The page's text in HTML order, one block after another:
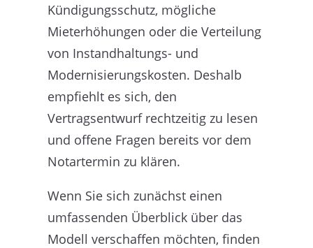
Kündigungsschutz, mögliche
Mieterhöhungen oder die Verteilung
von Instandhaltungs- und
Modernisierungskosten. Deshalb
empfiehlt es sich, den
Vertragsentwurf rechtzeitig zu lesen
und offene Fragen bereits vor dem
Notartermin zu klären.
Wenn Sie sich zunächst einen
umfassenden Überblick über das
Modell verschaffen möchten, finden